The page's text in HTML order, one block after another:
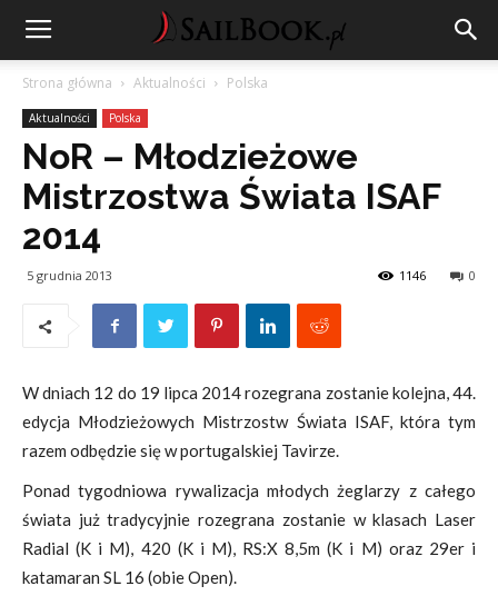
Strona główna Aktualności Polska
Aktualności Polska
NoR – Młodzieżowe
Mistrzostwa Świata ISAF
2014
5 grudnia 2013 0
1146
W dniach 12 do 19 lipca 2014 rozegrana zostanie kolejna, 44.
edycja Młodzieżowych Mistrzostw Świata ISAF, która tym
razem odbędzie się w portugalskiej Tavirze.
Ponad tygodniowa rywalizacja młodych żeglarzy z całego
świata już tradycyjnie rozegrana zostanie w klasach Laser
Radial (K i M), 420 (K i M), RS:X 8,5m (K i M) oraz 29er i
katamaran SL 16 (obie Open).